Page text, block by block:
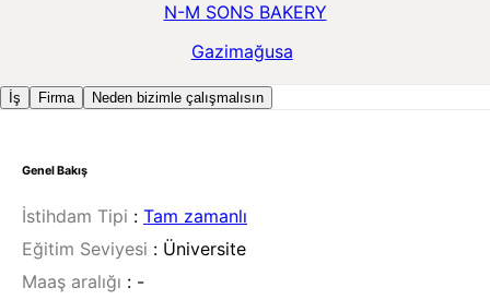
N-M SONS BAKERY
Gazimağusa
İş Firma Neden bizimle çalışmalısın
Genel Bakış
İstihdam Tipi : Tam zamanlı
Eğitim Seviyesi : Üniversite
Maaş aralığı : -